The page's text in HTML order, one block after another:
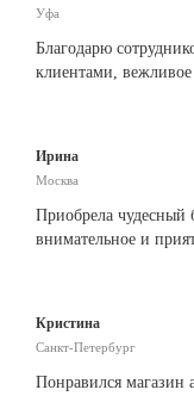
Уфа
Благодарю
клиентами,
Ирина
Москва
Приобрела чудесный
внимательное и
Кристина
Санкт-Петербург
Понравился магазин